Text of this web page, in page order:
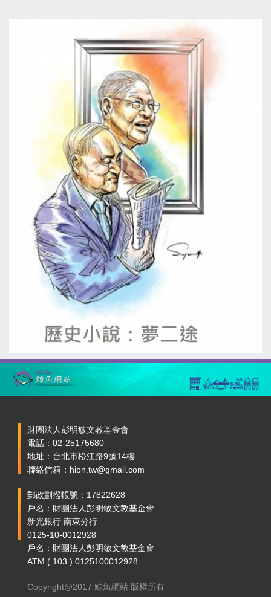
財團法人彭明敏文教基金會
電話：02-25175680
地址：台北市松江路9號14樓
聯絡信箱：hion.tw@gmail.com
郵政劃撥帳號：17822628
戶名：財團法人彭明敏文教基金會
新光銀行 南東分行
0125-10-0012928
戶名：財團法人彭明敏文教基金會
ATM ( 103 ) 0125100012928
Copyright@2017 鯨魚網站 版權所有